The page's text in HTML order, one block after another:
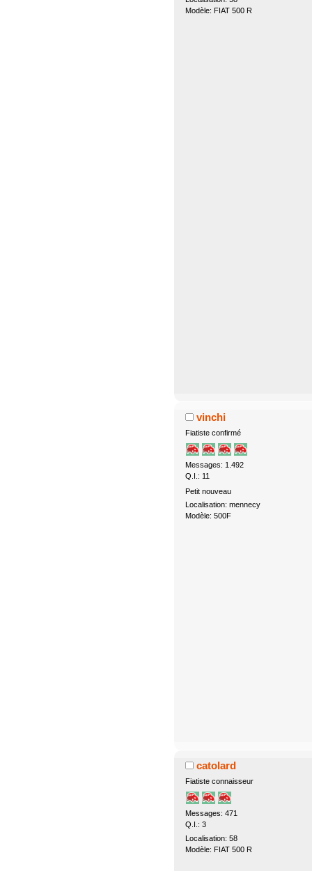
Modèle: FIAT 500 R
vinchi
Fiatiste confirmé
Messages: 1.492
Q.I.: 11
Petit nouveau
Localisation: mennecy
Modèle: 500F
catolard
Fiatiste connaisseur
Messages: 471
Q.I.: 3
Localisation: 58
Modèle: FIAT 500 R